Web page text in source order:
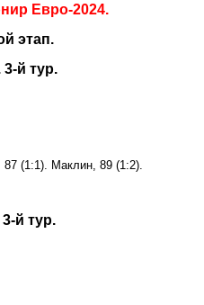
Евро-2024.
этап.
3-й тур.
87 (1:1). Маклин, 89 (1:2).
3-й тур.